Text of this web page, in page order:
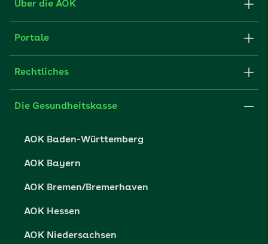
Formulare und Anträge
FAQ
Über die AOK
Struktur & Verwaltung
Partner der AOK
Portale
Fachportal für Arbeitgeber
Presse- und Politikportal
Vertriebspartner-Service
Rechtliches
Impressum
Die Gesundheitskasse
AOK Baden-Württemberg
AOK Bayern
AOK Bremen/Bremerhaven
AOK Hessen
AOK Niedersachsen